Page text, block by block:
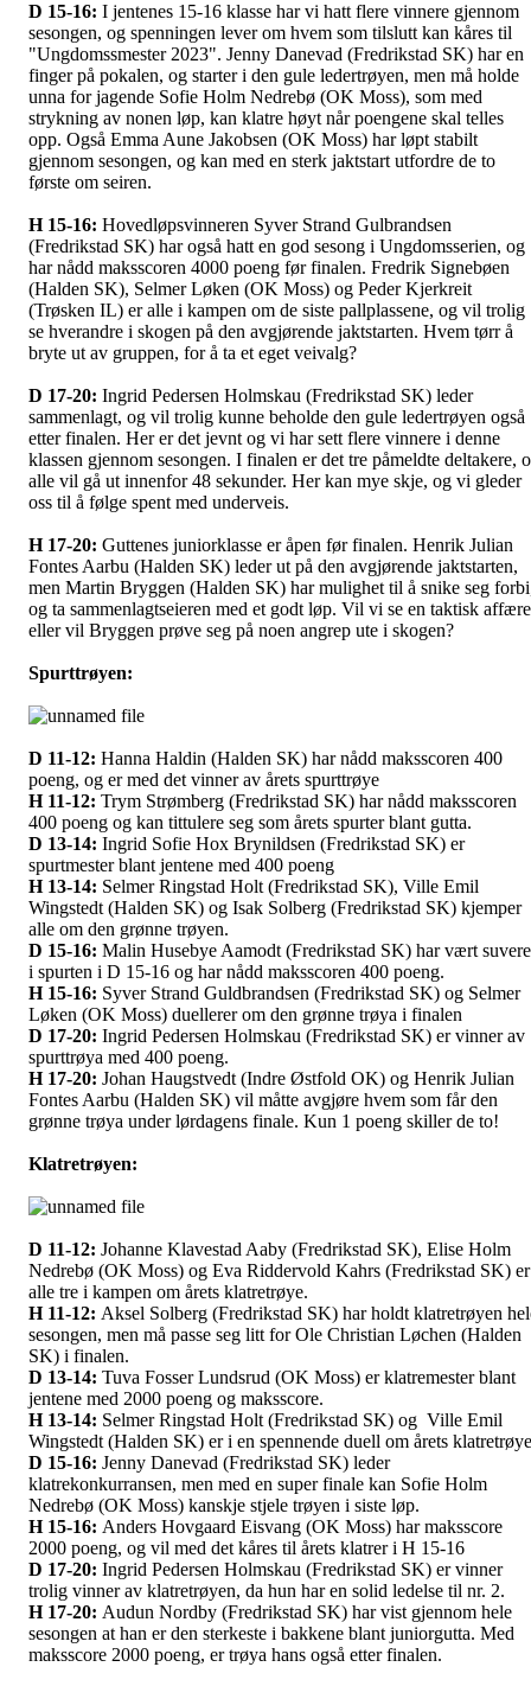
D 15-16: I jentenes 15-16 klasse har vi hatt flere vinnere gjennom
sesongen, og spenningen lever om hvem som tilslutt kan kåres til
"Ungdomssmester 2023". Jenny Danevad (Fredrikstad SK) har en
finger på pokalen, og starter i den gule ledertrøyen, men må holde
unna for jagende Sofie Holm Nedrebø (OK Moss), som med
strykning av nonen løp, kan klatre høyt når poengene skal telles
opp. Også Emma Aune Jakobsen (OK Moss) har løpt stabilt
gjennom sesongen, og kan med en sterk jaktstart utfordre de to
første om seiren.
H 15-16: Hovedløpsvinneren Syver Strand Gulbrandsen
(Fredrikstad SK) har også hatt en god sesong i Ungdomsserien, og
har nådd maksscoren 4000 poeng før finalen. Fredrik Signebøen
(Halden SK), Selmer Løken (OK Moss) og Peder Kjerkreit
(Trøsken IL) er alle i kampen om de siste pallplassene, og vil trolig
se hverandre i skogen på den avgjørende jaktstarten. Hvem tørr å
bryte ut av gruppen, for å ta et eget veivalg?
D 17-20: Ingrid Pedersen Holmskau (Fredrikstad SK) leder
sammenlagt, og vil trolig kunne beholde den gule ledertrøyen også
etter finalen. Her er det jevnt og vi har sett flere vinnere i denne
klassen gjennom sesongen. I finalen er det tre påmeldte deltakere,
alle vil gå ut innenfor 48 sekunder. Her kan mye skje, og vi gleder
oss til å følge spent med underveis.
H 17-20: Guttenes juniorklasse er åpen før finalen. Henrik Julian
Fontes Aarbu (Halden SK) leder ut på den avgjørende jaktstarten,
men Martin Bryggen (Halden SK) har mulighet til å snike seg
og ta sammenlagtseieren med et godt løp. Vil vi se en taktisk
eller vil Bryggen prøve seg på noen angrep ute i skogen?
Spurttrøyen:
D 11-12: Hanna Haldin (Halden SK) har nådd maksscoren 400
poeng, og er med det vinner av årets spurttrøye
H 11-12: Trym Strømberg (Fredrikstad SK) har nådd maksscoren
400 poeng og kan tittulere seg som årets spurter blant gutta.
D 13-14: Ingrid Sofie Hox Brynildsen (Fredrikstad SK) er
spurtmester blant jentene med 400 poeng
H 13-14: Selmer Ringstad Holt (Fredrikstad SK), Ville Emil
Wingstedt (Halden SK) og Isak Solberg (Fredrikstad SK) kjemper
alle om den grønne trøyen.
D 15-16: Malin Husebye Aamodt (Fredrikstad SK) har vært
i spurten i D 15-16 og har nådd maksscoren 400 poeng.
H 15-16: Syver Strand Guldbrandsen (Fredrikstad SK) og Selmer
Løken (OK Moss) duellerer om den grønne trøya i finalen
D 17-20: Ingrid Pedersen Holmskau (Fredrikstad SK) er vinner av
spurttrøya med 400 poeng.
H 17-20: Johan Haugstvedt (Indre Østfold OK) og Henrik Julian
Fontes Aarbu (Halden SK) vil måtte avgjøre hvem som får den
grønne trøya under lørdagens finale. Kun 1 poeng skiller de to!
Klatretrøyen:
D 11-12: Johanne Klavestad Aaby (Fredrikstad SK), Elise Holm
Nedrebø (OK Moss) og Eva Riddervold Kahrs (Fredrikstad SK) er
alle tre i kampen om årets klatretrøye.
H 11-12: Aksel Solberg (Fredrikstad SK) har holdt klatretrøyen
sesongen, men må passe seg litt for Ole Christian Løchen (Halden
SK) i finalen.
D 13-14: Tuva Fosser Lundsrud (OK Moss) er klatremester blant
jentene med 2000 poeng og maksscore.
H 13-14: Selmer Ringstad Holt (Fredrikstad SK) og Ville Emil
Wingstedt (Halden SK) er i en spennende duell om årets
D 15-16: Jenny Danevad (Fredrikstad SK) leder
klatrekonkurransen, men med en super finale kan Sofie Holm
Nedrebø (OK Moss) kanskje stjele trøyen i siste løp.
H 15-16: Anders Hovgaard Eisvang (OK Moss) har maksscore
2000 poeng, og vil med det kåres til årets klatrer i H 15-16
D 17-20: Ingrid Pedersen Holmskau (Fredrikstad SK) er vinner
trolig vinner av klatretrøyen, da hun har en solid ledelse til nr. 2.
H 17-20: Audun Nordby (Fredrikstad SK) har vist gjennom hele
sesongen at han er den sterkeste i bakkene blant juniorgutta. Med
maksscore 2000 poeng, er trøya hans også etter finalen.